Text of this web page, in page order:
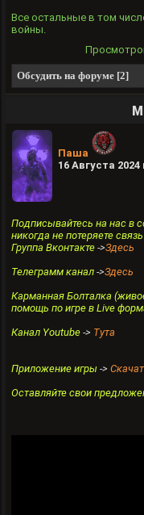
Все остальные в том
войны.
Обсудить на форуме [2]
Паша
16 Августа 2024
Подписывайтесь на нас в
никогда не потеряете
Группа Вконтакте ->Здесь
Телеграмм канал ->Здесь
Карманная Болталка
помощь по игре в Live
Канал Youtube -> Тута
Приложение игры ->
Оставляйте свои